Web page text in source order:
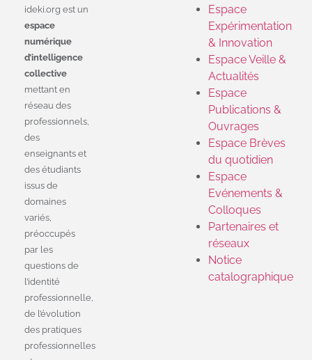
ideki.org est un
espace
numérique
d’intelligence
collective
mettant en
réseau des
professionnels,
des
enseignants et
des étudiants
issus de
domaines
variés,
préoccupés
par les
questions de
l’identité
professionnelle,
de l’évolution
des pratiques
professionnelles
Espace
Expérimentation
& Innovation
Espace Veille &
Actualités
Espace
Publications &
Ouvrages
Espace Brèves
du quotidien
Espace
Evénements &
Colloques
Partenaires et
réseaux
Notice
catalographique